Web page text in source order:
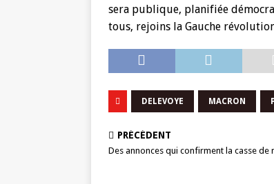
sera publique, planifiée
tous, rejoins la Gauche
DELEVOYE MACRON
PRÉCÉDENT
Des annonces qui confirment la casse de